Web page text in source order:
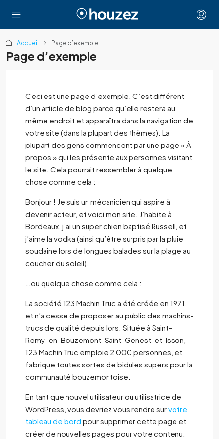
Accueil Page d’exemple
Page d’exemple
Ceci est une page d’exemple. C’est différent
d’un article de blog parce qu’elle restera au
même endroit et apparaîtra dans la navigation de
votre site (dans la plupart des thèmes). La
plupart des gens commencent par une page « À
propos » qui les présente aux personnes visitant
le site. Cela pourrait ressembler à quelque
chose comme cela :
Bonjour ! Je suis un mécanicien qui aspire à
devenir acteur, et voici mon site. J’habite à
Bordeaux, j’ai un super chien baptisé Russell, et
j’aime la vodka (ainsi qu’être surpris par la pluie
soudaine lors de longues balades sur la plage au
coucher du soleil).
…ou quelque chose comme cela :
La société 123 Machin Truc a été créée en 1971,
et n’a cessé de proposer au public des machins-
trucs de qualité depuis lors. Située à Saint-
Remy-en-Bouzemont-Saint-Genest-et-Isson,
123 Machin Truc emploie 2 000 personnes, et
fabrique toutes sortes de bidules supers pour la
communauté bouzemontoise.
En tant que nouvel utilisateur ou utilisatrice de
WordPress, vous devriez vous rendre survotre
tableau de bord pour supprimer cette page et
créer de nouvelles pages pour votre contenu.